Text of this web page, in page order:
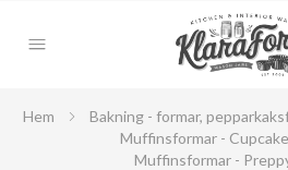
Hem
Bakning - formar,
Muffinsformar -
Muffinsformar -